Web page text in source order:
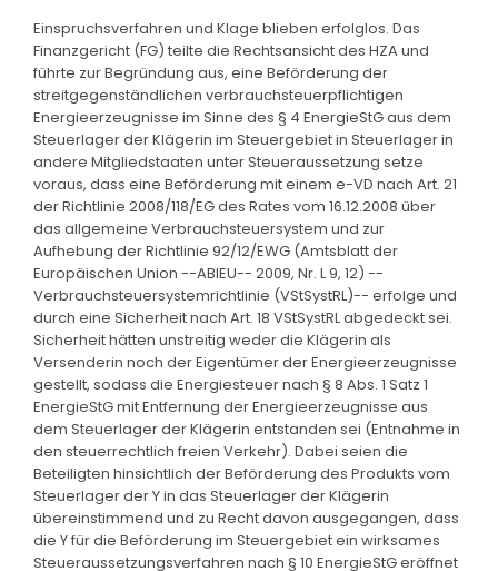
Einspruchsverfahren und Klage blieben erfolglos. Das
Finanzgericht (FG) teilte die Rechtsansicht des HZA und
führte zur Begründung aus, eine Beförderung der
streitgegenständlichen verbrauchsteuerpflichtigen
Energieerzeugnisse im Sinne des § 4 EnergieStG aus dem
Steuerlager der Klägerin im Steuergebiet in Steuerlager in
andere Mitgliedstaaten unter Steueraussetzung setze
voraus, dass eine Beförderung mit einem e-VD nach Art. 21
der Richtlinie 2008/118/EG des Rates vom 16.12.2008 über
das allgemeine Verbrauchsteuersystem und zur
Aufhebung der Richtlinie 92/12/EWG (Amtsblatt der
Europäischen Union --ABlEU-- 2009, Nr. L 9, 12) --
Verbrauchsteuersystemrichtlinie (VStSystRL)-- erfolge und
durch eine Sicherheit nach Art. 18 VStSystRL abgedeckt sei.
Sicherheit hätten unstreitig weder die Klägerin als
Versenderin noch der Eigentümer der Energieerzeugnisse
gestellt, sodass die Energiesteuer nach § 8 Abs. 1 Satz 1
EnergieStG mit Entfernung der Energieerzeugnisse aus
dem Steuerlager der Klägerin entstanden sei (Entnahme in
den steuerrechtlich freien Verkehr). Dabei seien die
Beteiligten hinsichtlich der Beförderung des Produkts vom
Steuerlager der Y in das Steuerlager der Klägerin
übereinstimmend und zu Recht davon ausgegangen, dass
die Y für die Beförderung im Steuergebiet ein wirksames
Steueraussetzungsverfahren nach § 10 EnergieStG eröffnet